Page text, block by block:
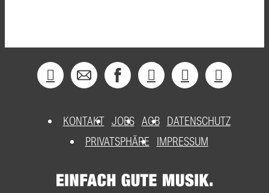
KONTAKT JOBS AGB DATENSCHUTZ
PRIVATSPHÄRE
IMPRESSUM